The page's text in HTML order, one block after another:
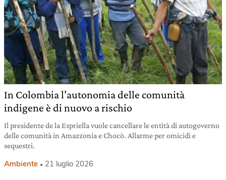
In Colombia l’autonomia delle comunità
indigene è di nuovo a rischio
Il presidente de la Espriella vuole cancellare le entità di autogoverno
delle comunità in Amazzonia e Chocò. Allarme per omicidi e
sequestri.
Ambiente 21 luglio 2026